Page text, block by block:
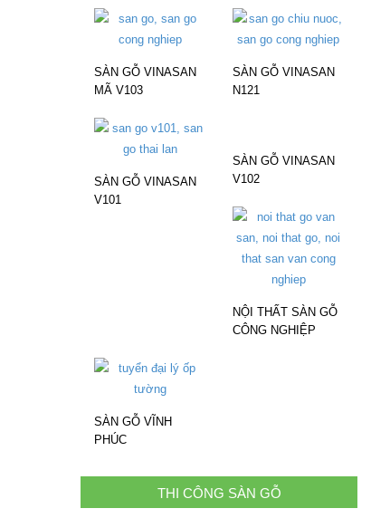
SÀN GỖ VINASAN
MÃ V103
SÀN GỖ VINASAN
N121
SÀN GỖ VINASAN
V101
SÀN GỖ VINASAN
V102
NỘI THẤT SÀN GỖ
CÔNG NGHIỆP
SÀN GỖ VĨNH
PHÚC
THI CÔNG SÀN GỖ